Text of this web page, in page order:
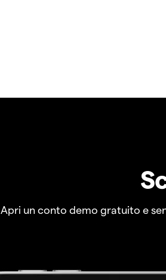
Apri un conto demo gratuito e